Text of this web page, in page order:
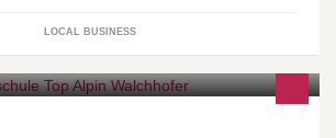
LOCAL BUSINESS